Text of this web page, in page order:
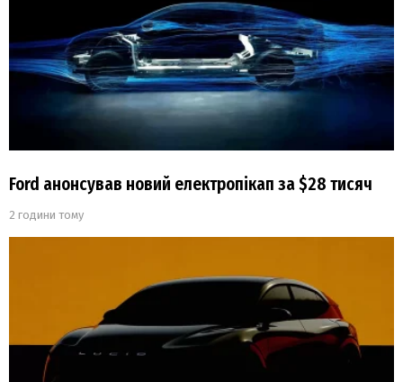
Ford анонсував новий електропікап за $28 тисяч
2 години тому